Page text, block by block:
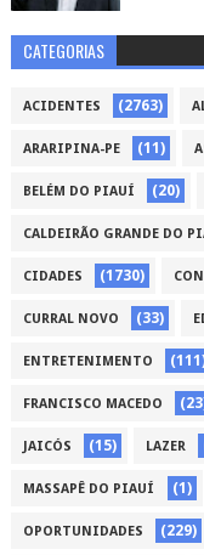
CATEGORIAS
ACIDENTES (2763)
ARARIPINA-PE (11)
BELÉM DO PIAUÍ (20)
CALDEIRÃO GRANDE DO
CIDADES (1730)
CURRAL NOVO (33)
ENTRETENIMENTO
FRANCISCO MACEDO
JAICÓS (15) LAZER
MASSAPÊ DO PIAUÍ (1)
OPORTUNIDADES (229)